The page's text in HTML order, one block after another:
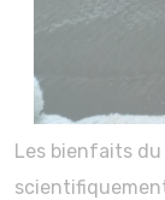
Les bienfaits